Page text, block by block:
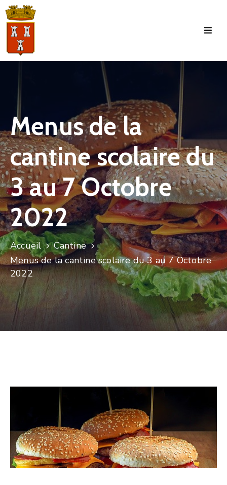
Accueil
Manifestations
Vie
Municipale
Services
Jeunesse
Menus de la
cantine scolaire du
3 au 7 Octobre
2022
Accueil
Cantine
Menus de la cantine scolaire du 3 au 7 Octobre
2022